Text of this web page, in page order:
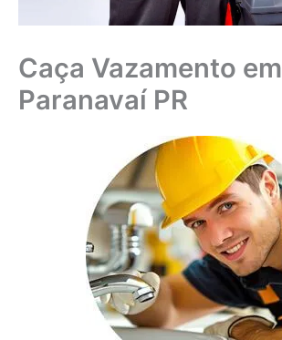
Caça Vazamento em
Paranavaí PR